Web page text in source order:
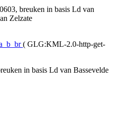
breuken in basis Ld van
Zelzate
( GLG:KML-2.0-http-get-
in basis Ld van Bassevelde